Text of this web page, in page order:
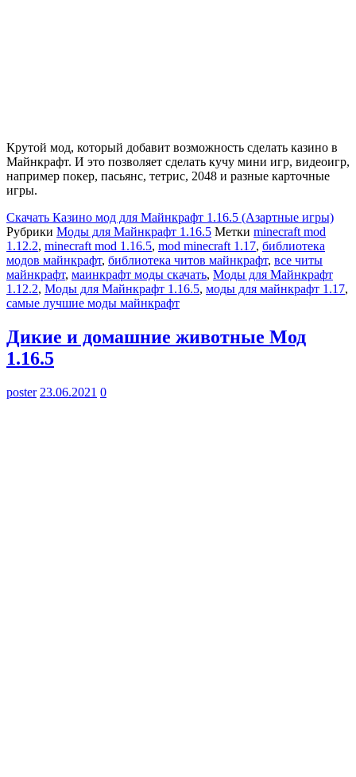
Крутой мод, который добавит возможность сделать казино в
Майнкрафт. И это позволяет сделать кучу мини игр, видеоигр,
например покер, пасьянс, тетрис, 2048 и разные карточные
игры.
Скачать Казино мод для Майнкрафт 1.16.5 (Азартные игры)
Рубрики Моды для Майнкрафт 1.16.5 Метки minecraft mod
1.12.2, minecraft mod 1.16.5, mod minecraft 1.17, библиотека
модов майнкрафт, библиотека читов майнкрафт, все читы
майнкрафт, маинкрафт моды скачать, Моды для Майнкрафт
1.12.2, Моды для Майнкрафт 1.16.5, моды для майнкрафт 1.17,
самые лучшие моды майнкрафт
Дикие и домашние животные Мод
1.16.5
poster 23.06.2021 0